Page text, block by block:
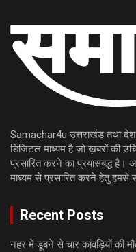
Samachar4u उत्तराखंड तथा देश
डिजिटल माध्यम है जो ख़बरों की
प्रसारित करने का प्रयासबद्ध है।
माध्यम से प्रसारित करने हेतु हमसे
Recent Posts
नहर में डूबने से चार कांवड़ियों की